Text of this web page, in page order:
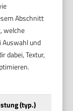
Abschnitt
welche
Auswahl und
dabei, Textur,
(typ.)